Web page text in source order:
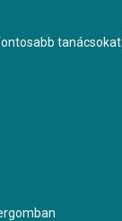
tanácsokat